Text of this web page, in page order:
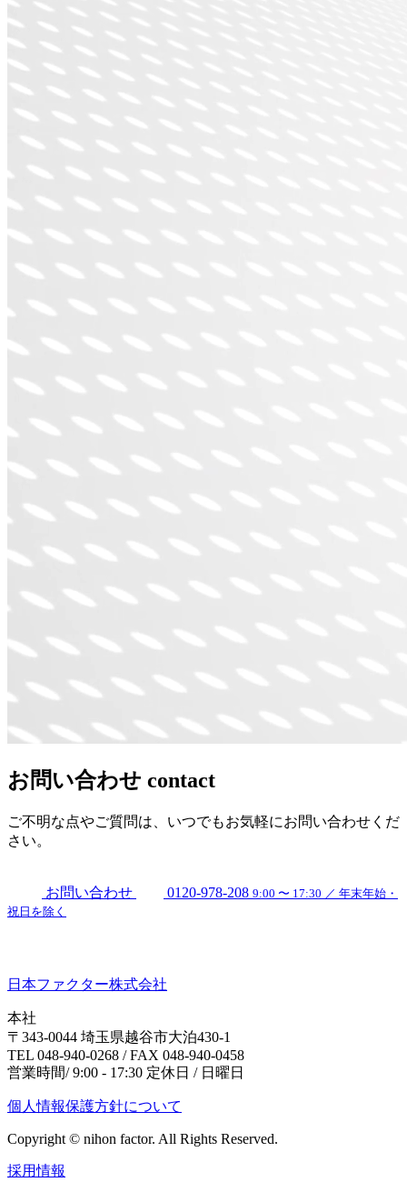
お問い合わせ contact
ご不明な点やご質問は、いつでもお気軽にお問い合わせくだ
さい。
お問い合わせ 0120-978-208 9:00 〜 17:30 ／ 年末年始・
祝日を除く
日本ファクター株式会社
本社
〒343-0044 埼玉県越谷市大泊430-1
TEL 048-940-0268 / FAX 048-940-0458
営業時間/ 9:00 - 17:30 定休日 / 日曜日
個人情報保護方針について
Copyright © nihon factor. All Rights Reserved.
採用情報